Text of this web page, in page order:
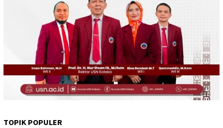
TOPIK POPULER